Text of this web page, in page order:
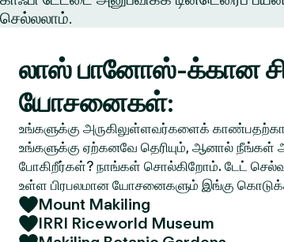
செல்லலாம்.
லாஸ் பானோஸ்-க்கான
யோசனைகள்:
உங்களுக்கு அருகிலுள்ளவர்களைக்
உங்களுக்கு ஏற்கனவே தெரியும், ஆனால்
போகிறீர்கள்? நாங்கள் சொல்கிறோம். டேட்
உள்ள பிரபலமான யோசனைகளும் இங்கு
Mount Makiling
IRRI Riceworld Museum